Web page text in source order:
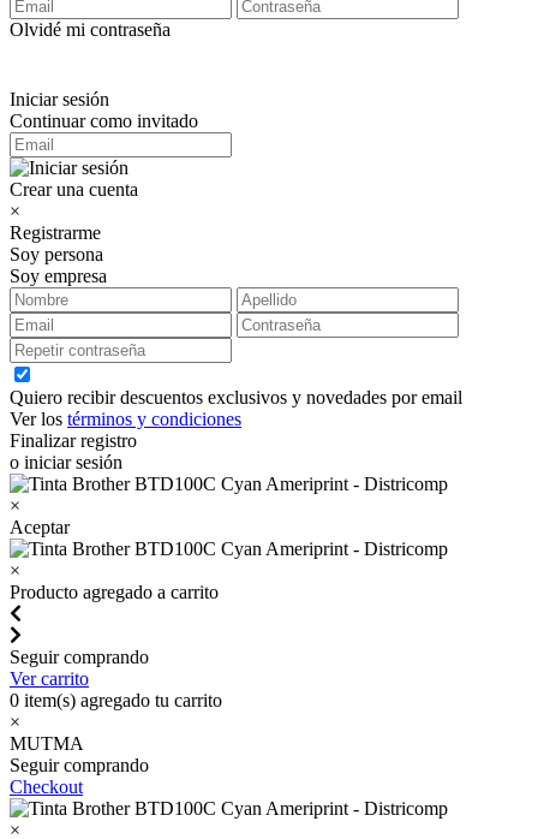
Olvidé mi contraseña
Iniciar sesión
Continuar como invitado
Crear una cuenta
×
Registrarme
Soy persona
Soy empresa
Quiero recibir descuentos exclusivos y novedades por email
Ver los términos y condiciones
Finalizar registro
o iniciar sesión
×
Aceptar
×
Producto agregado a carrito
Seguir comprando
Ver carrito
0 item(s) agregado tu carrito
×
MUTMA
Seguir comprando
Checkout
×